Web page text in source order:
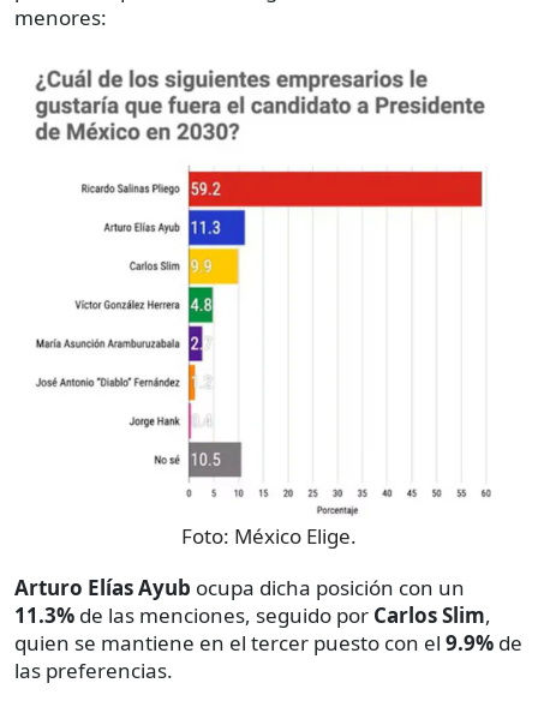
menores:
Foto: México Elige.
Arturo Elías Ayub ocupa dicha posición con un
11.3% de las menciones, seguido por Carlos Slim,
quien se mantiene en el tercer puesto con el 9.9% de
las preferencias.